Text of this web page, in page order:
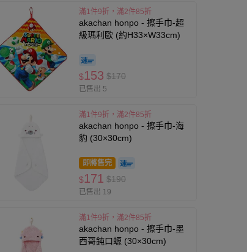
滿1件9折，滿2件85折
akachan honpo - 擦手巾-超
級瑪利歐 (約H33×W33cm)
$153 $170
已售出 5
滿1件9折，滿2件85折
akachan honpo - 擦手巾-海
豹 (30×30cm)
即將售完
$171 $190
已售出 19
滿1件9折，滿2件85折
akachan honpo - 擦手巾-墨
西哥鈍口螈 (30×30cm)